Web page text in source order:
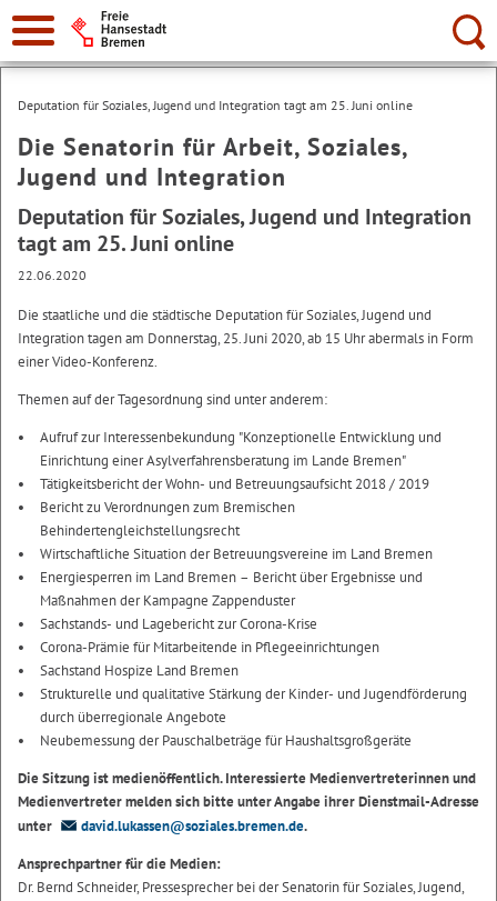
Suche:
Deputation für Soziales, Jugend und Integration tagt am 25. Juni online
Die Senatorin für Arbeit, Soziales,
Jugend und Integration
Deputation für Soziales, Jugend und Integration
tagt am 25. Juni online
22.06.2020
Die staatliche und die städtische Deputation für Soziales, Jugend und
Integration tagen am Donnerstag, 25. Juni 2020, ab 15 Uhr abermals in Form
einer Video-Konferenz.
Themen auf der Tagesordnung sind unter anderem:
Aufruf zur Interessenbekundung "Konzeptionelle Entwicklung und
Einrichtung einer Asylverfahrensberatung im Lande Bremen"
Tätigkeitsbericht der Wohn- und Betreuungsaufsicht 2018 / 2019
Bericht zu Verordnungen zum Bremischen
Behindertengleichstellungsrecht
Wirtschaftliche Situation der Betreuungsvereine im Land Bremen
Energiesperren im Land Bremen – Bericht über Ergebnisse und
Maßnahmen der Kampagne Zappenduster
Sachstands- und Lagebericht zur Corona-Krise
Corona-Prämie für Mitarbeitende in Pflegeeinrichtungen
Sachstand Hospize Land Bremen
Strukturelle und qualitative Stärkung der Kinder- und Jugendförderung
durch überregionale Angebote
Neubemessung der Pauschalbeträge für Haushaltsgroßgeräte
Die Sitzung ist medienöffentlich. Interessierte Medienvertreterinnen und
Medienvertreter melden sich bitte unter Angabe ihrer Dienstmail-Adresse
unter
david.lukassen@soziales.bremen.de.
Ansprechpartner für die Medien:
Dr. Bernd Schneider, Pressesprecher bei der Senatorin für Soziales, Jugend,